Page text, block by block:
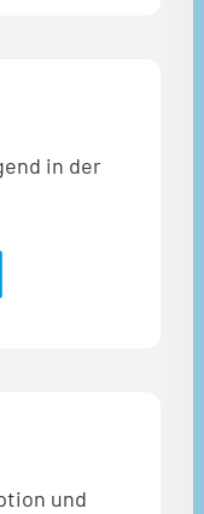
in der
und